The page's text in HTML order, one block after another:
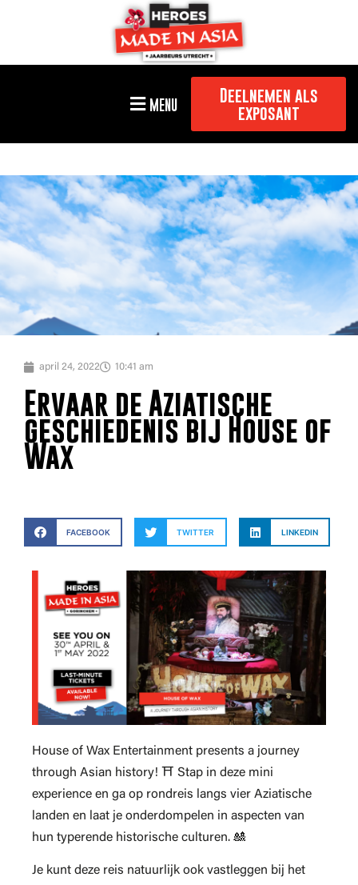
MENU
Deelnemen als
exposant
april 24, 2022 10:41 am
Ervaar de Aziatische
geschiedenis bij House of
Wax
FACEBOOK TWITTER LINKEDIN
House of Wax Entertainment presents a journey
through Asian history! ⛩ Stap in deze mini
experience en ga op rondreis langs vier Aziatische
landen en laat je onderdompelen in aspecten van
hun typerende historische culturen. 🎎
Je kunt deze reis natuurlijk ook vastleggen bij het